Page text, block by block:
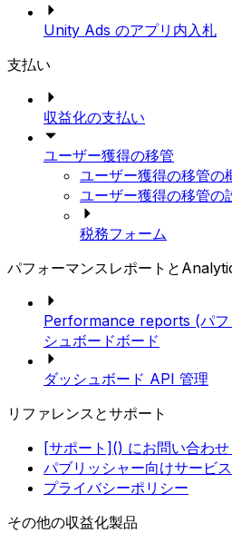
Unity Ads のアプリ内入札
支払い
収益化の支払い
ユーザー獲得の移管
ユーザー獲得の移管の
ユーザー獲得の移管の
税務フォーム
パフォーマンスレポートと
Performance reports (パフ
シュボードボード
ダッシュボード API 管理
リファレンスとサポート
[サポート]() にお問い合わせ
パブリッシャー向けサービ
プライバシーポリシー
その他の収益化製品